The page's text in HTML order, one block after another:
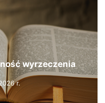
wyrzeczenia
r.